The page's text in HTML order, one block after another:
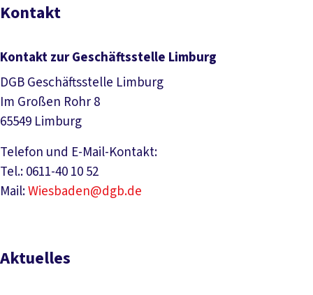
Kontakt
Kontakt zur Geschäftsstelle Limburg
DGB Geschäftsstelle Limburg
Im Großen Rohr 8
65549 Limburg
Telefon und E-Mail-Kontakt:
Tel.: 0611-40 10 52
Mail:Wiesbaden@dgb.de
Aktuelles